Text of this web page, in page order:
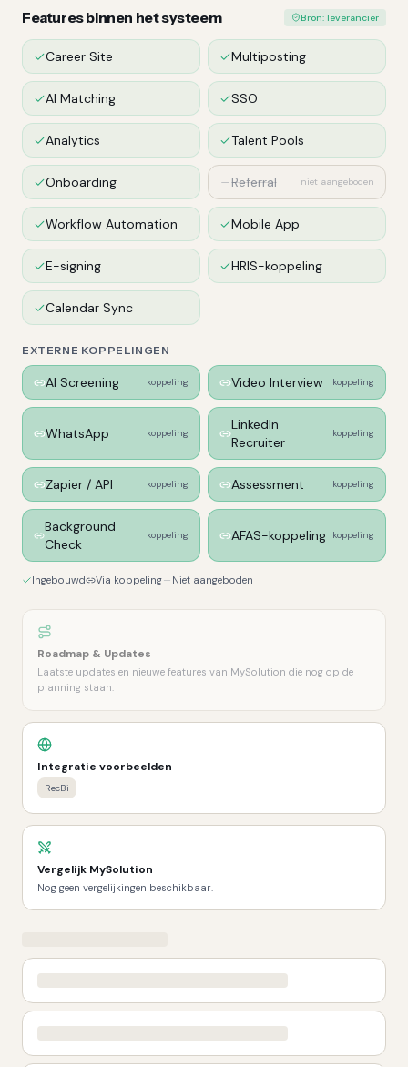
Features binnen het systeem Bron: leverancier
Career Site Multiposting
AI Matching SSO
Analytics Talent Pools
Onboarding Referral niet aangeboden
Workflow Automation Mobile App
E-signing HRIS-koppeling
Calendar Sync
EXTERNE KOPPELINGEN
AI Screening koppeling Video Interview koppeling
WhatsApp koppeling
LinkedIn
Recruiter
koppeling
Zapier / API koppeling Assessment koppeling
Background
Check
koppeling AFAS-koppeling koppeling
Ingebouwd Via koppeling Niet aangeboden
Roadmap & Updates
Laatste updates en nieuwe features van MySolution die nog op de
planning staan.
Integratie voorbeelden
RecBi
Vergelijk MySolution
Nog geen vergelijkingen beschikbaar.